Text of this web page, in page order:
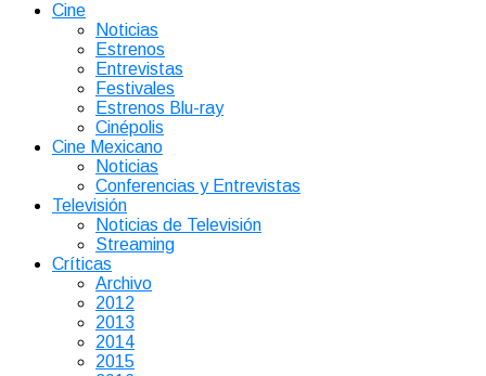
Cine
Noticias
Estrenos
Entrevistas
Festivales
Estrenos Blu-ray
Cinépolis
Cine Mexicano
Noticias
Conferencias y Entrevistas
Televisión
Noticias de Televisión
Streaming
Críticas
Archivo
2012
2013
2014
2015